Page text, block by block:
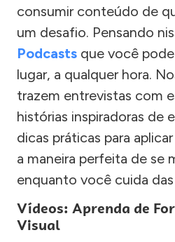
consumir conteúdo de
um desafio. Pensando
Podcasts que você
lugar, a qualquer hora.
trazem entrevistas com
histórias inspiradoras de
dicas práticas para
a maneira perfeita de se
enquanto você cuida
Vídeos: Aprenda de
Visual